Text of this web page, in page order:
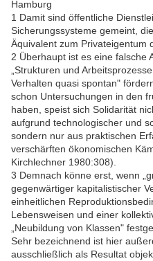
Hamburg
1 Damit sind öffentliche
Sicherungssysteme gemeint,
Äquivalent zum Privateigentum
2 Überhaupt ist es eine falsche
„Strukturen und
Verhalten quasi spontan"
schon Untersuchungen in den
haben, speist sich Solidarität
aufgrund technologischer und
sondern nur aus praktischen
verschärften ökonomischen
Kirchlechner 1980:308).
3 Demnach könne erst, wenn
gegenwärtiger kapitalistischer
einheitlichen
Lebensweisen und einer
„Neubildung von Klassen"
Sehr bezeichnend ist hier
ausschließlich als Resultat